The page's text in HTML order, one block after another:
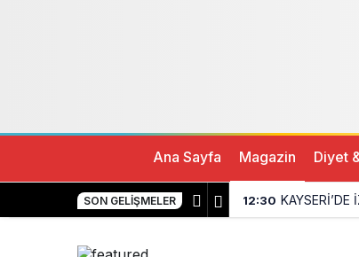
Ana Sayfa Magazin Diyet
SON GELIŞMELER 12:30 KAYSERİ’DE